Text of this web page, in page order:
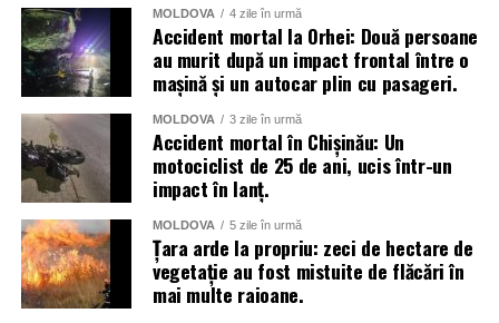
MOLDOVA 4 zile în urmă
Accident mortal la Orhei: Două persoane
au murit după un impact frontal între o
mașină și un autocar plin cu pasageri.
MOLDOVA 3 zile în urmă
Accident mortal în Chișinău: Un
motociclist de 25 de ani, ucis într-un
impact în lanț.
MOLDOVA 5 zile în urmă
Țara arde la propriu: zeci de hectare de
vegetație au fost mistuite de flăcări în
mai multe raioane.